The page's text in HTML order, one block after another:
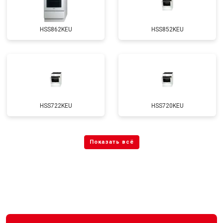
HSS862KEU HSS852KEU
HSS722KEU HSS720KEU